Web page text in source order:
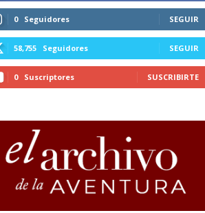
0 Seguidores SEGUIR
58,755 Seguidores SEGUIR
0 Suscriptores SUSCRIBIRTE